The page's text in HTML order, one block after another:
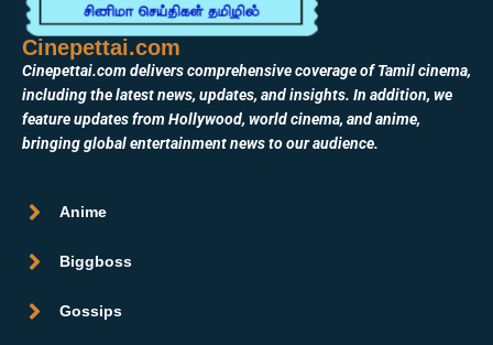
Cinepettai.com
Cinepettai.com delivers comprehensive coverage of Tamil cinema,
including the latest news, updates, and insights. In addition, we
feature updates from Hollywood, world cinema, and anime,
bringing global entertainment news to our audience.
Anime
Biggboss
Gossips